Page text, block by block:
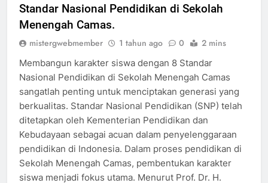
Standar Nasional Pendidikan di Sekolah
Menengah Camas.
mistergwebmember 1 tahun ago 0 2 mins
Membangun karakter siswa dengan 8 Standar
Nasional Pendidikan di Sekolah Menengah Camas
sangatlah penting untuk menciptakan generasi yang
berkualitas. Standar Nasional Pendidikan (SNP) telah
ditetapkan oleh Kementerian Pendidikan dan
Kebudayaan sebagai acuan dalam penyelenggaraan
pendidikan di Indonesia. Dalam proses pendidikan di
Sekolah Menengah Camas, pembentukan karakter
siswa menjadi fokus utama. Menurut Prof. Dr. H.